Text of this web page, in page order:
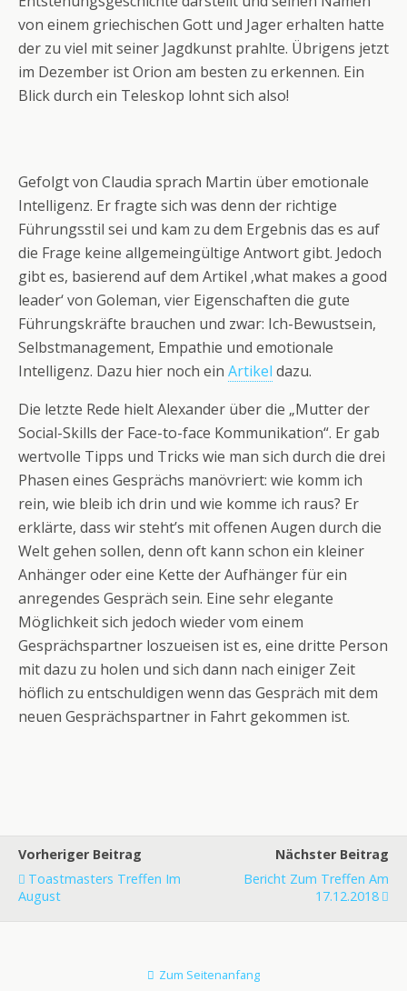
von einem griechischen Gott und Jager erhalten hatte
der zu viel mit seiner Jagdkunst prahlte. Übrigens jetzt
im Dezember ist Orion am besten zu erkennen. Ein
Blick durch ein Teleskop lohnt sich also!
Gefolgt von Claudia sprach Martin über emotionale
Intelligenz. Er fragte sich was denn der richtige
Führungsstil sei und kam zu dem Ergebnis das es auf
die Frage keine allgemeingültige Antwort gibt. Jedoch
gibt es, basierend auf dem Artikel ‚what makes a good
leader‘ von Goleman, vier Eigenschaften die gute
Führungskräfte brauchen und zwar: Ich-Bewustsein,
Selbstmanagement, Empathie und emotionale
Intelligenz. Dazu hier noch ein Artikel dazu.
Die letzte Rede hielt Alexander über die „Mutter der
Social-Skills der Face-to-face Kommunikation“. Er gab
wertvolle Tipps und Tricks wie man sich durch die drei
Phasen eines Gesprächs manövriert: wie komm ich
rein, wie bleib ich drin und wie komme ich raus? Er
erklärte, dass wir steht’s mit offenen Augen durch die
Welt gehen sollen, denn oft kann schon ein kleiner
Anhänger oder eine Kette der Aufhänger für ein
anregendes Gespräch sein. Eine sehr elegante
Möglichkeit sich jedoch wieder vom einem
Gesprächspartner loszueisen ist es, eine dritte Person
mit dazu zu holen und sich dann nach einiger Zeit
höflich zu entschuldigen wenn das Gespräch mit dem
neuen Gesprächspartner in Fahrt gekommen ist.
Vorheriger Beitrag
Toastmasters Treffen Im
August
Nächster Beitrag
Bericht Zum Treffen Am
17.12.2018
Zum Seitenanfang